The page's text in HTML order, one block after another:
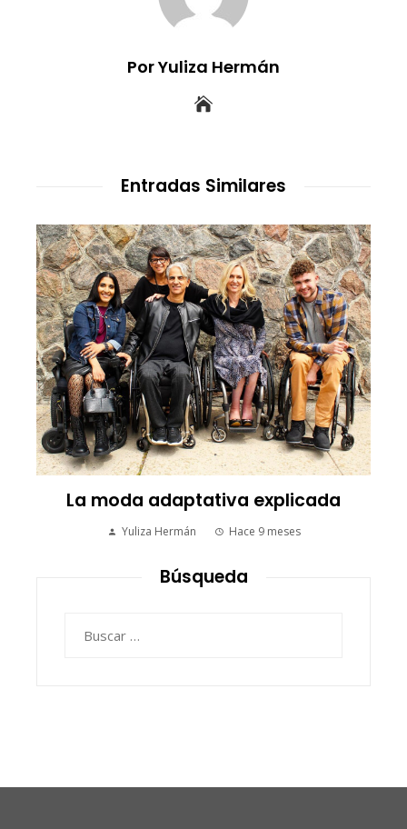
Por Yuliza Hermán
Entradas Similares
La moda adaptativa explicada
Yuliza Hermán Hace 9 meses
Búsqueda